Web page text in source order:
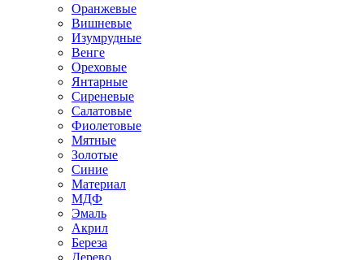
Оранжевые
Вишневые
Изумрудные
Венге
Ореховые
Янтарные
Сиреневые
Салатовые
Фиолетовые
Мятные
Золотые
Синие
Материал
МДФ
Эмаль
Акрил
Береза
Дерево